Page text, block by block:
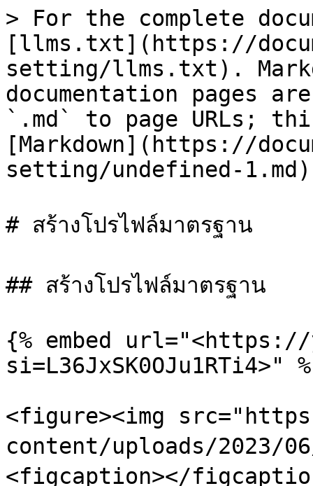
> For the complete
[llms.txt](https://
setting/llms.txt).
documentation pages
`.md` to page URLs;
[Markdown](https://
setting/undefined-
# สร้างโปรไฟล์มาตรฐาน
## สร้างโปรไฟล์มาตรฐาน
{% embed url="<https://
si=L36JxSK0OJu1RTi4>"
<figure><img
content/uploads/2023/
<figcaption></